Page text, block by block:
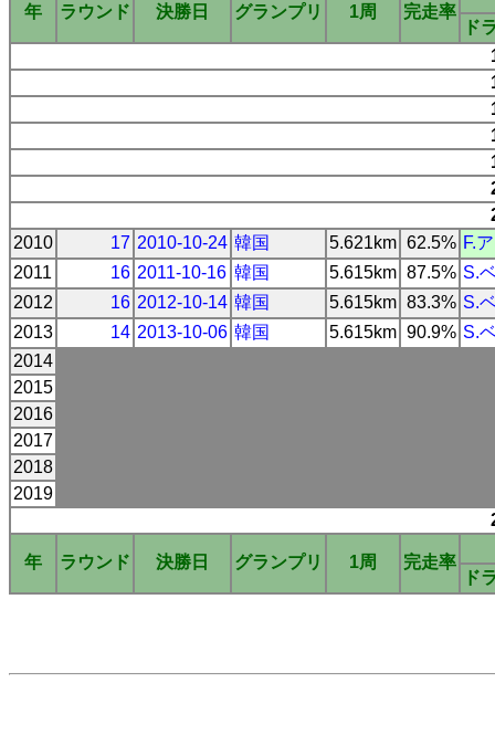
年 ラウンド 決勝日 グランプリ 1周
完走率
ド
2010
17 2010-10-24 韓国 5.621km 62.5% F.
2011
16 2011-10-16 韓国 5.615km 87.5% S.
2012
16 2012-10-14 韓国 5.615km 83.3% S.
2013
14 2013-10-06 韓国 5.615km 90.9% S.
2014
2015
2016
2017
2018
2019
年 ラウンド 決勝日 グランプリ 1周
完走率
ド